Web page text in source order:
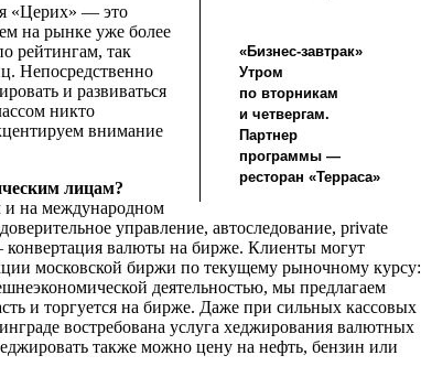
«Бизнес-завтрак»
Утром
по вторникам
и четвергам.
Партнер
программы —
ресторан «Терраса»
«Церих» — это
на рынке уже более
рейтингам, так
Непосредственно
и развиваться
никто
внимание
лицам?
и на международном
управление, автоследование, private
валюты на бирже. Клиенты могут
московской биржи по текущему рыночному курсу:
деятельностью, мы предлагаем
и торгуется на бирже. Даже при сильных кассовых
востребована услуга хеджирования валютных
также можно цену на нефть, бензин или